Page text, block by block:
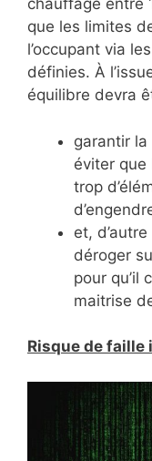
chauffage entre
que les limites
l’occupant via
définies. À
équilibre devra
garantir
éviter que
trop
et,
déroger
pour qu’il
maitrise
Risque de